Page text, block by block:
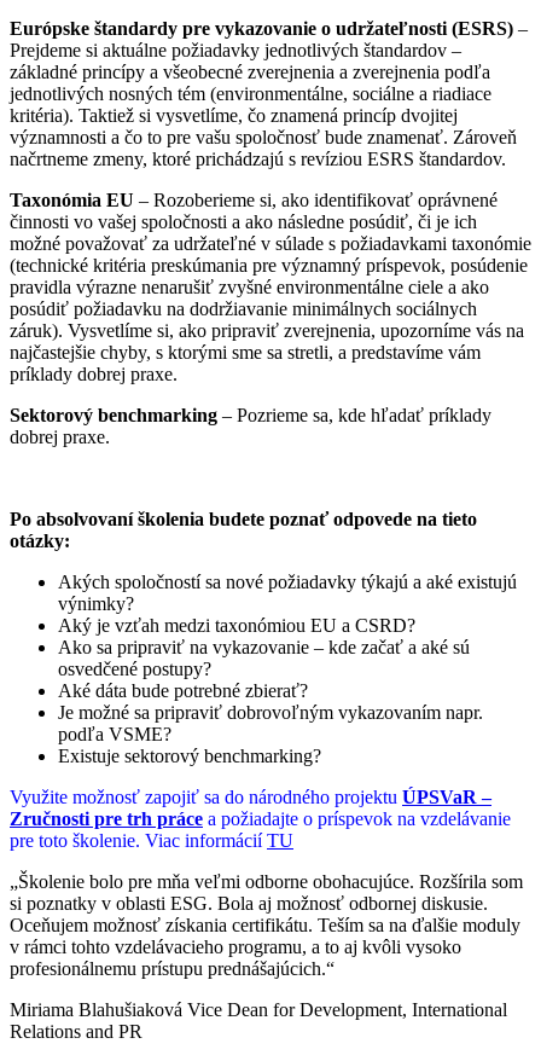
Európske štandardy pre vykazovanie o udržateľnosti (ESRS) –
Prejdeme si aktuálne požiadavky jednotlivých štandardov –
základné princípy a všeobecné zverejnenia a zverejnenia podľa
jednotlivých nosných tém (environmentálne, sociálne a riadiace
kritéria). Taktiež si vysvetlíme, čo znamená princíp dvojitej
významnosti a čo to pre vašu spoločnosť bude znamenať. Zároveň
načrtneme zmeny, ktoré prichádzajú s revíziou ESRS štandardov.
Taxonómia EU – Rozoberieme si, ako identifikovať oprávnené
činnosti vo vašej spoločnosti a ako následne posúdiť, či je ich
možné považovať za udržateľné v súlade s požiadavkami taxonómie
(technické kritéria preskúmania pre významný príspevok, posúdenie
pravidla výrazne nenarušiť zvyšné environmentálne ciele a ako
posúdiť požiadavku na dodržiavanie minimálnych sociálnych
záruk). Vysvetlíme si, ako pripraviť zverejnenia, upozorníme vás na
najčastejšie chyby, s ktorými sme sa stretli, a predstavíme vám
príklady dobrej praxe.
Sektorový benchmarking – Pozrieme sa, kde hľadať príklady
dobrej praxe.
Po absolvovaní školenia budete poznať odpovede na tieto
otázky:
Akých spoločností sa nové požiadavky týkajú a aké existujú
výnimky?
Aký je vzťah medzi taxonómiou EU a CSRD?
Ako sa pripraviť na vykazovanie – kde začať a aké sú
osvedčené postupy?
Aké dáta bude potrebné zbierať?
Je možné sa pripraviť dobrovoľným vykazovaním napr.
podľa VSME?
Existuje sektorový benchmarking?
Využite možnosť zapojiť sa do národného projektu ÚPSVaR –
Zručnosti pre trh práce a požiadajte o príspevok na vzdelávanie
pre toto školenie. Viac informácií TU
„Školenie bolo pre mňa veľmi odborne obohacujúce. Rozšírila som
si poznatky v oblasti ESG. Bola aj možnosť odbornej diskusie.
Oceňujem možnosť získania certifikátu. Teším sa na ďalšie moduly
v rámci tohto vzdelávacieho programu, a to aj kvôli vysoko
profesionálnemu prístupu prednášajúcich.“
Miriama Blahušiaková Vice Dean for Development, International
Relations and PR